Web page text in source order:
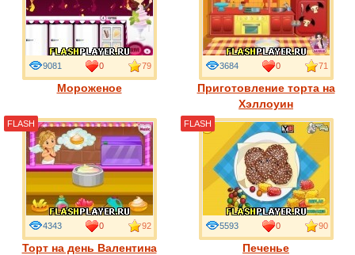
Мороженое
9081 0 79
Приготовление торта на
Хэллоуин
3684 0 71
Торт на день Валентина
4343 0 92
FLASH
Печенье
5593 0 90
FLASH